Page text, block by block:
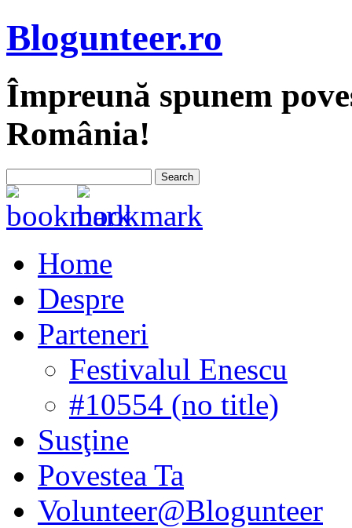
Blogunteer.ro
Împreună spunem
România!
Home
Despre
Parteneri
Festivalul Enescu
#10554 (no title)
Susţine
Povestea Ta
Volunteer@Blogunteer